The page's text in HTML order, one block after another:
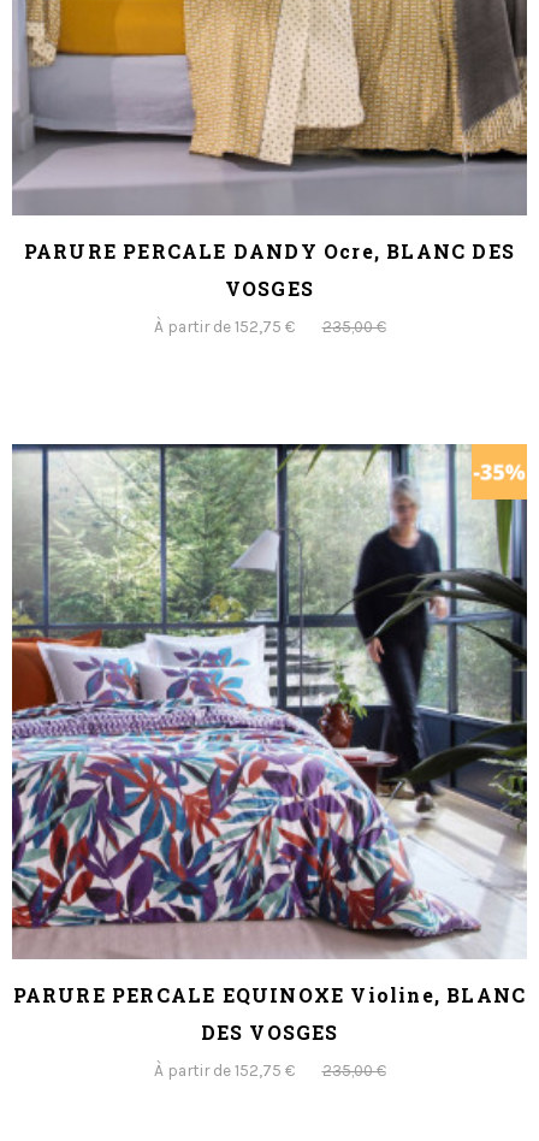
PARURE PERCALE DANDY Ocre, BLANC DES
VOSGES
À partir de 152,75 € 235,00 €
PARURE PERCALE EQUINOXE Violine, BLANC
DES VOSGES
À partir de 152,75 € 235,00 €